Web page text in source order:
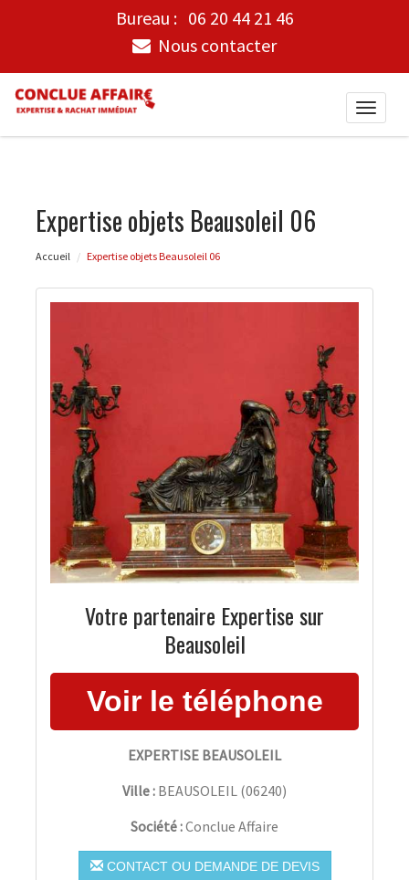
Bureau : 06 20 44 21 46
Nous contacter
Toggle
Expertise objets Beausoleil 06
Accueil Expertise objets Beausoleil 06
Votre partenaire Expertise sur
Beausoleil
EXPERTISE BEAUSOLEIL
Ville : BEAUSOLEIL (06240)
Société :Conclue Affaire
CONTACT OU DEMANDE DE DEVIS